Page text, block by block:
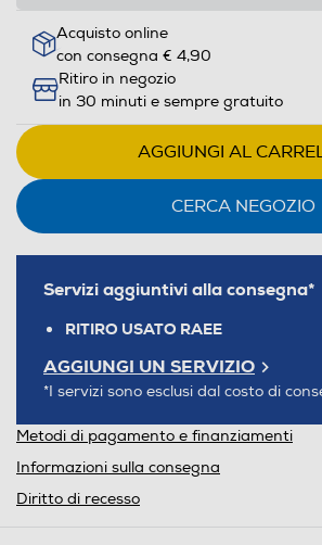
Acquisto online
con consegna € 4,90
Ritiro in negozio
in 30 minuti e sempre gratuito
AGGIUNGI AL
CERCA NEGOZIO
Servizi aggiuntivi alla consegna*
RITIRO USATO RAEE
AGGIUNGI UN SERVIZIO
*I servizi sono esclusi dal costo di
Metodi di pagamento e finanziamenti
Informazioni sulla consegna
Diritto di recesso